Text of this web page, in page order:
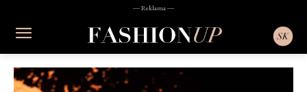
― Reklama ―